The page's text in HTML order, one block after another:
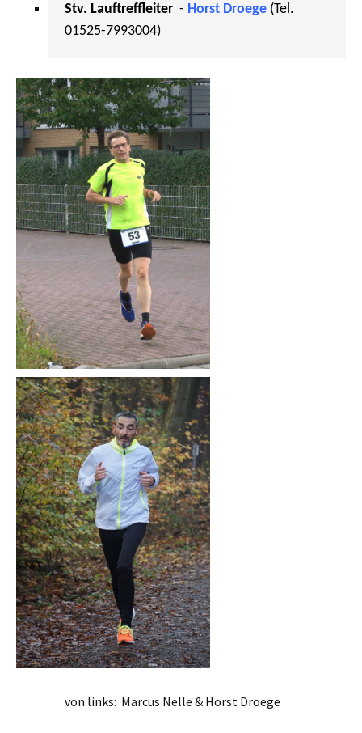
Stv. Lauftreffleiter
  -
Horst Droege (Tel.
01525-7993004)
von links: Marcus Nelle & Horst Droege